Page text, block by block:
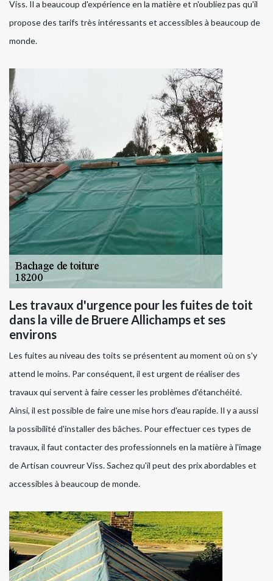
Viss. Il a beaucoup d'expérience en la matière et n'oubliez pas qu'il
propose des tarifs très intéressants et accessibles à beaucoup de
monde.
Les travaux d'urgence pour les fuites de toit
dans la ville de Bruere Allichamps et ses
environs
Les fuites au niveau des toits se présentent au moment où on s'y
attend le moins. Par conséquent, il est urgent de réaliser des
travaux qui servent à faire cesser les problèmes d'étanchéité.
Ainsi, il est possible de faire une mise hors d'eau rapide. Il y a aussi
la possibilité d'installer des bâches. Pour effectuer ces types de
travaux, il faut contacter des professionnels en la matière à l'image
de Artisan couvreur Viss. Sachez qu'il peut des prix abordables et
accessibles à beaucoup de monde.